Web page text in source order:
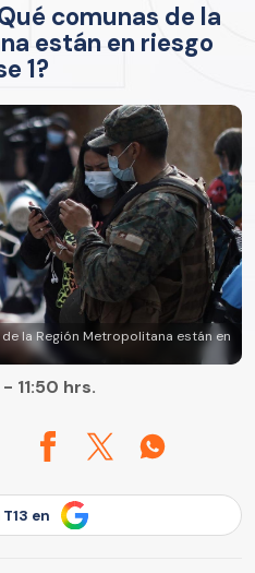
comunas de la
están en riesgo
1?
la Región Metropolitana están en
11:50 hrs.
en